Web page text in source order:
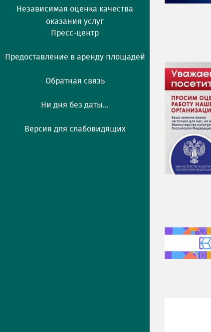
Независимая оценка качества
оказания услуг
Пресс-центр
Предоставление в аренду площадей
Обратная связь
Ни дня без даты...
Версия для слабовидящих